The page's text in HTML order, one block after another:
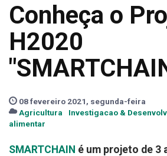
Conheça o
H2020
08 fevereiro 2021, segunda-feira
Agricultura
Investigacao &
alimentar
SMARTCHAIN é um projeto de 3